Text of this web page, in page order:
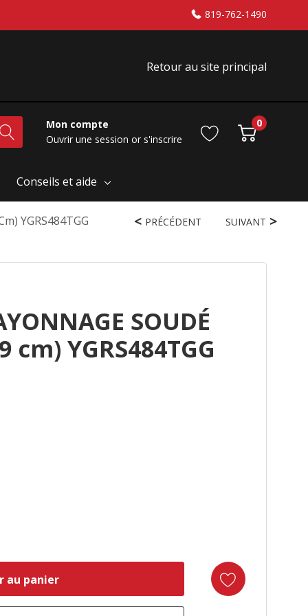
819-762-1490
Retour au site principal
Mon compte
Ouvrir une session or s'inscrire
0
Conseils et aide
YGRS484TGG PRÉCÉDENT SUIVANT
SOUDÉ
cm) YGRS484TGG